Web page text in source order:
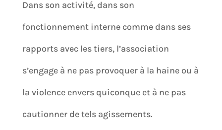
Dans son activité, dans son
fonctionnement interne comme dans ses
rapports avec les tiers, l’association
s’engage à ne pas provoquer à la haine ou à
la violence envers quiconque et à ne pas
cautionner de tels agissements.